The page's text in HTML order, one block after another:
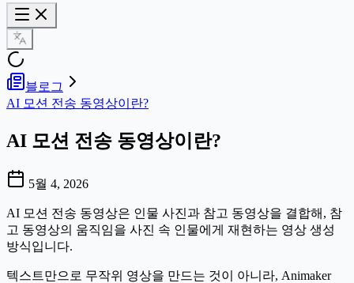
블로그
AI 모션 전송 동영상이란?
AI 모션 전송 동영상이란?
5월 4, 2026
AI 모션 전송 동영상은 인물 사진과 참고 동영상을 결합해, 참
고 동영상의 움직임을 사진 속 인물에게 재현하는 영상 생성
방식입니다.
텍스트만으로 무작위 영상을 만드는 것이 아니라, Animaker